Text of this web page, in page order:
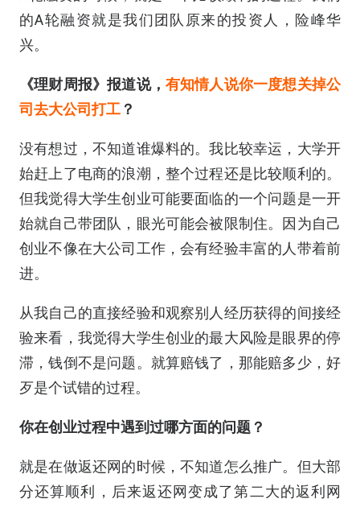
的A轮融资就是我们团队原来的投资人，险峰华
兴。
《理财周报》报道说， 有知情人说你一度想关掉公
司去大公司打工 ？
没有想过，不知道谁爆料的。我比较幸运，大学开
始赶上了电商的浪潮，整个过程还是比较顺利的。
但我觉得大学生创业可能要面临的一个问题是一开
始就自己带团队，眼光可能会被限制住。因为自己
创业不像在大公司工作，会有经验丰富的人带着前
进。
从我自己的直接经验和观察别人经历获得的间接经
验来看，我觉得大学生创业的最大风险是眼界的停
滞，钱倒不是问题。就算赔钱了，那能赔多少，好
歹是个试错的过程。
你在创业过程中遇到过哪方面的问题？
就是在做返还网的时候，不知道怎么推广。但大部
分还算顺利，后来返还网变成了第二大的返利网